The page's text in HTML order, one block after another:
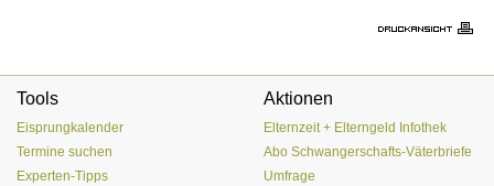
Tools
Eisprungkalender
Termine suchen
Experten-Tipps
Aktionen
Elternzeit + Elterngeld Infothek
Abo Schwangerschafts-Väterbriefe
Umfrage